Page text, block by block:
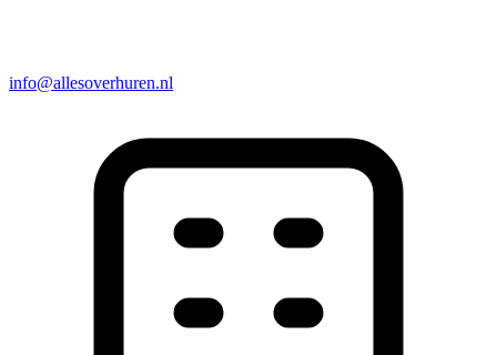
info@allesoverhuren.nl